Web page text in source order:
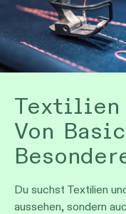
Textilien
Von
Du suchst Textilien
aussehen, sondern